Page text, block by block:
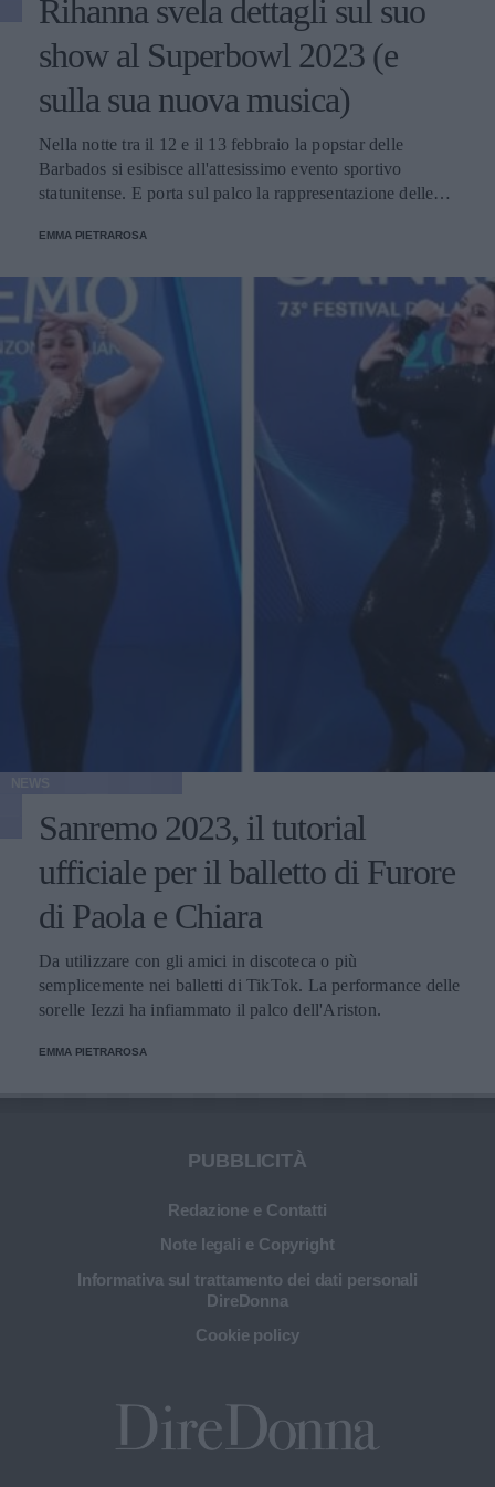
Rihanna svela dettagli sul suo
show al Superbowl 2023 (e
sulla sua nuova musica)
Nella notte tra il 12 e il 13 febbraio la popstar delle
Barbados si esibisce all'attesissimo evento sportivo
statunitense. E porta sul palco la rappresentazione delle
EMMA PIETRAROSA
Sanremo 2023, il tutorial
ufficiale per il balletto di Furore
di Paola e Chiara
Da utilizzare con gli amici in discoteca o più
semplicemente nei balletti di TikTok. La performance delle
sorelle Iezzi ha infiammato il palco dell'Ariston.
EMMA PIETRAROSA
PUBBLICITÀ
Redazione e Contatti
Note legali e Copyright
Informativa sul trattamento dei dati personali
DireDonna
Cookie policy